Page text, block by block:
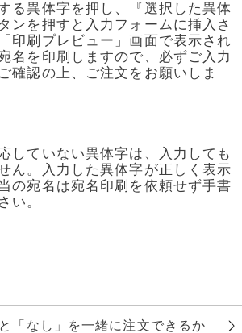
る異体字を押し、『選択した異体
ンを押すと入力フォームに挿入さ
印刷プレビュー」画面で表示され
名を印刷しますので、必ずご入力
確認の上、ご注文をお願いしま
していない異体字は、入力しても
ん。入力した異体字が正しく表示
の宛名は宛名印刷を依頼せず手書
い。
「なし」を一緒に注文できるか